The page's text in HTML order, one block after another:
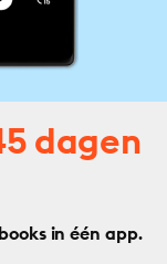
dagen
in één app.